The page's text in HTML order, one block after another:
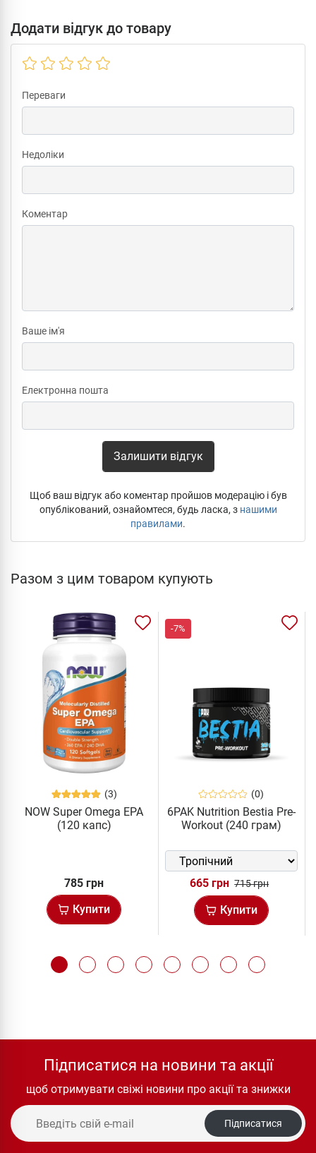
Додати відгук до товару
Переваги
Недоліки
Коментар
Ваше ім'я
Електронна пошта
Залишити відгук
Щоб ваш відгук або коментар пройшов модерацію і був
опублікований, ознайомтеся, будь ласка, з нашими
правилами.
Разом з цим товаром купують
(3)
NOW Super Omega EPA
(120 капс)
785 грн
Купити
-7%
(0)
6PAK Nutrition Bestia Pre-
Workout (240 грам)
665 грн 715 грн
Купити
Підписатися на новини та акції
щоб отримувати свіжі новини про акції та знижки
Підписатися